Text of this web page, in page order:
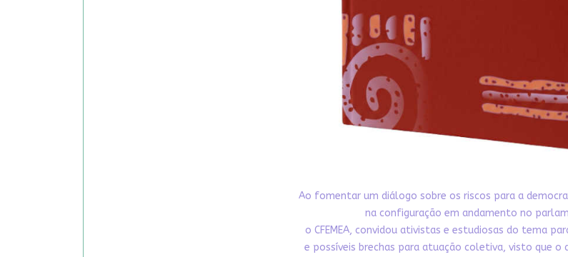
Ao fomentar um diálogo sobre os riscos para a
na configuração em andamento no
o CFEMEA, convidou ativistas e estudiosas do tema
e possíveis brechas para atuação coletiva, visto que o